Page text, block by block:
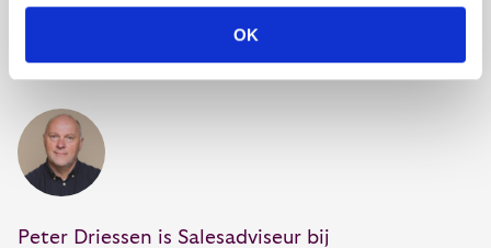
OK
Peter Driessen is Salesadviseur bij